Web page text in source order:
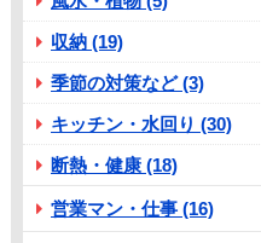
収納 (19)
季節の対策など (3)
キッチン・水回り (30)
断熱・健康 (18)
営業マン・仕事 (16)